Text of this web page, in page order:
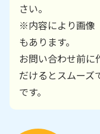
さい。
※内容により画像
もあります。
お問い合わせ前に
だけるとスムーズ
です。